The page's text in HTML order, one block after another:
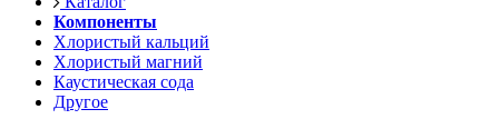
Компоненты
Хлористый кальций
Хлористый магний
Каустическая сода
Другое